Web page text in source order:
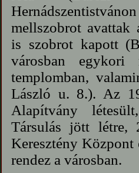
mellszobrot avattak
is szobrot kapott
városban egykori
templomban,
László u. 8.). Az
Alapítvány
Társulás jött létre,
Keresztény Központ
rendez a városban.